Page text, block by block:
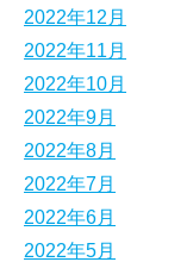
2022年12月
2022年11月
2022年10月
2022年9月
2022年8月
2022年7月
2022年6月
2022年5月